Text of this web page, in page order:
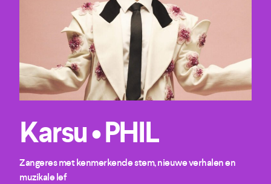
Karsu • PHIL
Zangeres met kenmerkende stem, nieuwe verhalen en
muzikale lef